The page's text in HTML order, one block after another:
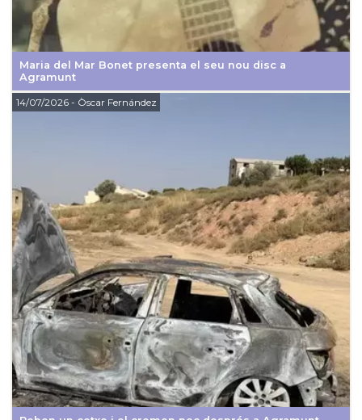
Maria del Mar Bonet presenta el seu nou disc a
Agramunt
14/07/2026- Òscar Fernández